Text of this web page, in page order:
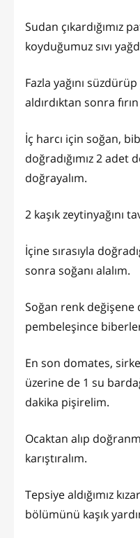
Sudan çıkardığımız
koyduğumuz sıvı
Fazla yağını
aldırdıktan sonra
İç harcı için soğan,
doğradığımız 2 adet
doğrayalım.
2 kaşık zeytinyağını
İçine sırasıyla
sonra soğanı alalım.
Soğan renk değişene
pembeleşince
En son domates,
üzerine de 1 su
dakika pişirelim.
Ocaktan alıp
karıştıralım.
Tepsiye aldığımız
bölümünü kaşık